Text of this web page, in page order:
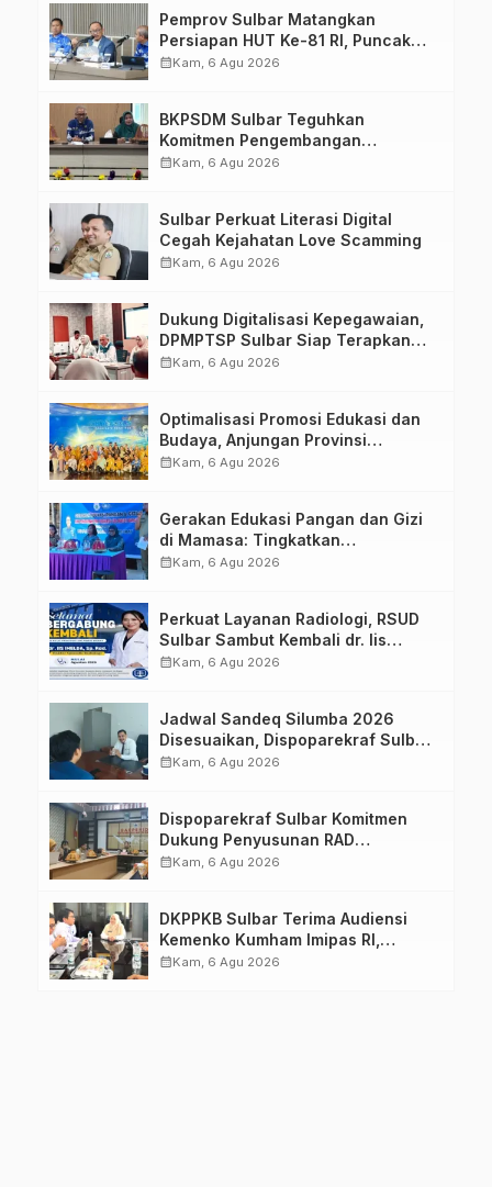
Pemprov Sulbar Matangkan
Persiapan HUT Ke-81 RI, Puncak
Upacara di Lapangan Ahmad
calendar_monthKam, 6 Agu 2026
BKPSDM Sulbar Teguhkan
Komitmen Pengembangan
Kompetensi ASN melalui
calendar_monthKam, 6 Agu 2026
Sulbar Perkuat Literasi Digital
Cegah Kejahatan Love Scamming
calendar_monthKam, 6 Agu 2026
Dukung Digitalisasi Kepegawaian,
DPMPTSP Sulbar Siap Terapkan
Aplikasi FLEKSI ASN
calendar_monthKam, 6 Agu 2026
Optimalisasi Promosi Edukasi dan
Budaya, Anjungan Provinsi
Sulawesi Barat Perkuat Kolaborasi
calendar_monthKam, 6 Agu 2026
Gerakan Edukasi Pangan dan Gizi
di Mamasa: Tingkatkan
Pengetahuan dan Keterampilan
calendar_monthKam, 6 Agu 2026
Perkuat Layanan Radiologi, RSUD
Sulbar Sambut Kembali dr. Iis
Imelda, Sp.Rad
calendar_monthKam, 6 Agu 2026
Jadwal Sandeq Silumba 2026
Disesuaikan, Dispoparekraf Sulbar
Pastikan Persiapan Tetap
calendar_monthKam, 6 Agu 2026
Dispoparekraf Sulbar Komitmen
Dukung Penyusunan RAD
TPB/SDGs Sulawesi Barat
calendar_monthKam, 6 Agu 2026
DKPPKB Sulbar Terima Audiensi
Kemenko Kumham Imipas RI,
Perkuat Pelayanan Kesehatan bagi
calendar_monthKam, 6 Agu 2026